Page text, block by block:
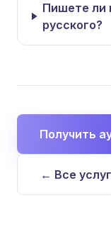
Пишете ли
русского?
Получить
← Все